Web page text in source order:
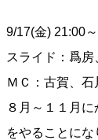
9/17(金) 21:00～
スライド：爲
ＭＣ：古賀、石
８月～１１月
をやることにな